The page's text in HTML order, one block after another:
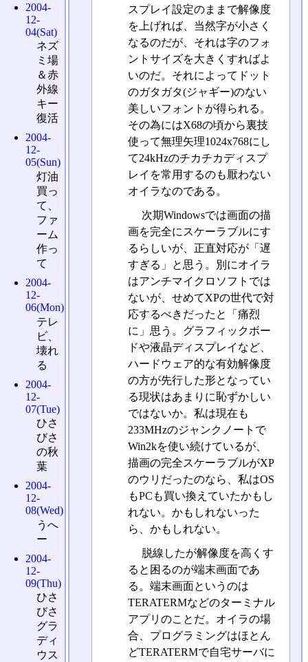
スプレイ設定のままで解像度
を上げれば、当然字が小さく
なるのだが、それは字のフォ
ントサイズを大きくすればよ
いのだ。それによってドット
のガタガタ(ジャギー)のない
美しいフォントが得られる。
その為にはX68の頃から裏技
使って無理矢理1024x768にし
て24kHzのチカチカディスプ
レイを常用するのも厭わない
オイラなのである。
次期Windowsでは画面の描
画を完全にスケーラブルにす
るらしいが、正直対応が「遅
すぎる」と思う。別にオイラ
はアンチマイクロソフトでは
ないが、せめてXPの世代で対
応するべきだったと「痛烈
に」思う。グラフィックボー
ドや液晶ディスプレイなど、
ハードウェア的な有効解像度
の方が先行した形となってい
る現状はあまりに恥ずかしい
ではないか。私は現在も
233MHzのジャンクノートで
Win2kを使い続けているが、
描画の完全スケーラブルがXP
のウリだったのなら、私はOS
もPCも買い換えていたかもし
れない。かもしれないった
ら、かもしれない。
脱線したが解像度を高くす
ると困るのが端末画面であ
る。端末画面というのは
TERATERMなどのターミナル
アプリのことだ。オイラの場
合、プログラミングはほとん
どTERATERMで自宅サーバに
2004-
12-
04(Sat)
ネズ
ミ場
＆赤
外線
キー
復活
2004-
12-
05(Sun)
灯油
買っ
て、
ファ
ーム
作っ
て
2004-
12-
06(Mon)
テレ
ビ、
壊れ
る
2004-
12-
07(Tue)
ひさ
びさ
の秋
葉
2004-
12-
08(Wed)
うへ
ー
2004-
12-
09(Thu)
ひさ
びさ
グラ
ディ
ウス